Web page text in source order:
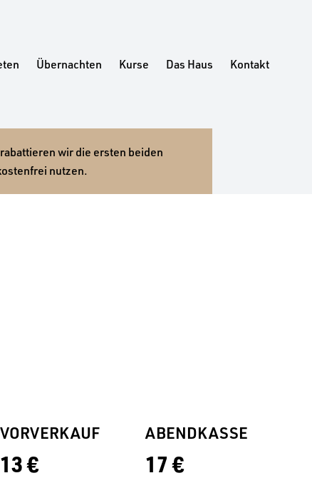
Übernachten Kurse Das Haus Kontakt
wir die ersten beiden
nutzen.
VORVERKAUF
13 €
ABENDKASSE
17 €